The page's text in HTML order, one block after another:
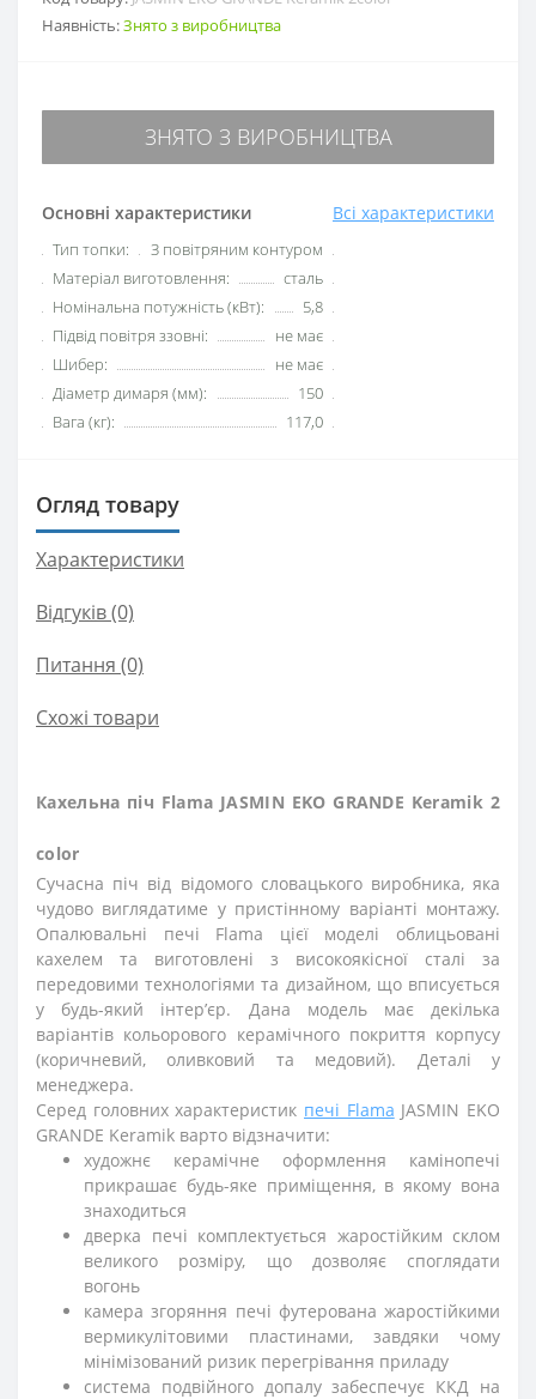
Наявність:Знято з виробництва
Основні характеристики Всі характеристики
Тип топки:
З повітряним контуром
Матеріал виготовлення:
сталь
Номінальна потужність (кВт):
5,8
Підвід повітря ззовні:
не має
Шибер:
не має
Діаметр димаря (мм):
150
Вага (кг):
117,0
ЗНЯТО З ВИРОБНИЦТВА
Огляд товару
Характеристики
Відгуків (0)
Питання (0)
Схожі товари
Кахельна піч Flama JASMIN EKO GRANDE Keramik 2
color
Сучасна піч від відомого словацького виробника, яка
чудово виглядатиме у пристінному варіанті монтажу.
Опалювальні печі Flama цієї моделі облицьовані
кахелем та виготовлені з високоякісної сталі за
передовими технологіями та дизайном, що вписується
у будь-який інтерʼєр. Дана модель має декілька
варіантів кольорового керамічного покриття корпусу
(коричневий, оливковий та медовий). Деталі у
менеджера.
Серед головних характеристик печі Flama JASMIN EKO
GRANDE Keramik варто відзначити:
художнє керамічне оформлення камінопечі
прикрашає будь-яке приміщення, в якому вона
знаходиться
дверка печі комплектується жаростійким склом
великого розміру, що дозволяє споглядати
вогонь
камера згоряння печі футерована жаростійкими
вермикулітовими пластинами, завдяки чому
мінімізований ризик перегрівання приладу
система подвійного допалу забеспечує ККД на